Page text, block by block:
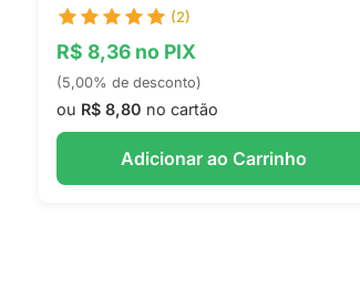
(2)
R$ 8,36 no PIX
(5,00% de desconto)
ou R$ 8,80 no cartão
Adicionar ao Carrinho